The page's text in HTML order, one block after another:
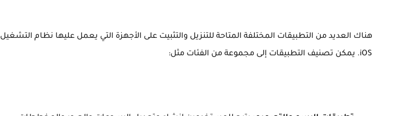
هناك العديد من التطبيقات المختلفة المتاحة للتنزيل والتثبيت على الأجهزة التي يعمل عليها نظام التشغيل
iOS. يمكن تصنيف التطبيقات إلى مجموعة من الفئات مثل: